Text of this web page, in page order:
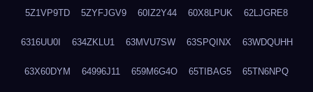
5Z1VP9TD 5ZYFJGV9 60IZ2Y44 60X8LPUK 62LJGRE8
6316UU0I 634ZKLU1 63MVU7SW 63SPQINX 63WDQUHH
63X60DYM 64996J11 659M6G4O 65TIBAG5 65TN6NPQ